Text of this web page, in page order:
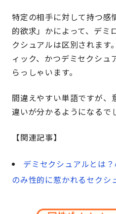
特定の相手に対して持つ感
的欲求」かによって、デミ
クシュアルは区別されます
ィック、かつデミセクシュ
らっしゃいます。
間違えやすい単語ですが、
違いが分かるようになるで
【関連記事】
デミセクシュアルとは
のみ性的に惹かれるセクシ